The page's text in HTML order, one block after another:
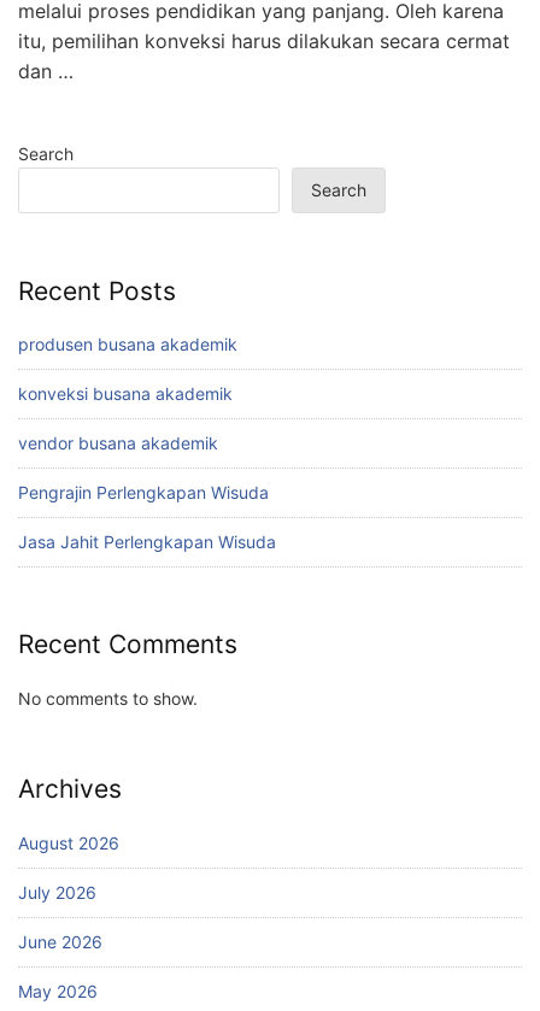
melalui proses pendidikan yang panjang. Oleh karena
itu, pemilihan konveksi harus dilakukan secara cermat
dan …
Search
Search
Recent Posts
produsen busana akademik
konveksi busana akademik
vendor busana akademik
Pengrajin Perlengkapan Wisuda
Jasa Jahit Perlengkapan Wisuda
Recent Comments
No comments to show.
Archives
August 2026
July 2026
June 2026
May 2026